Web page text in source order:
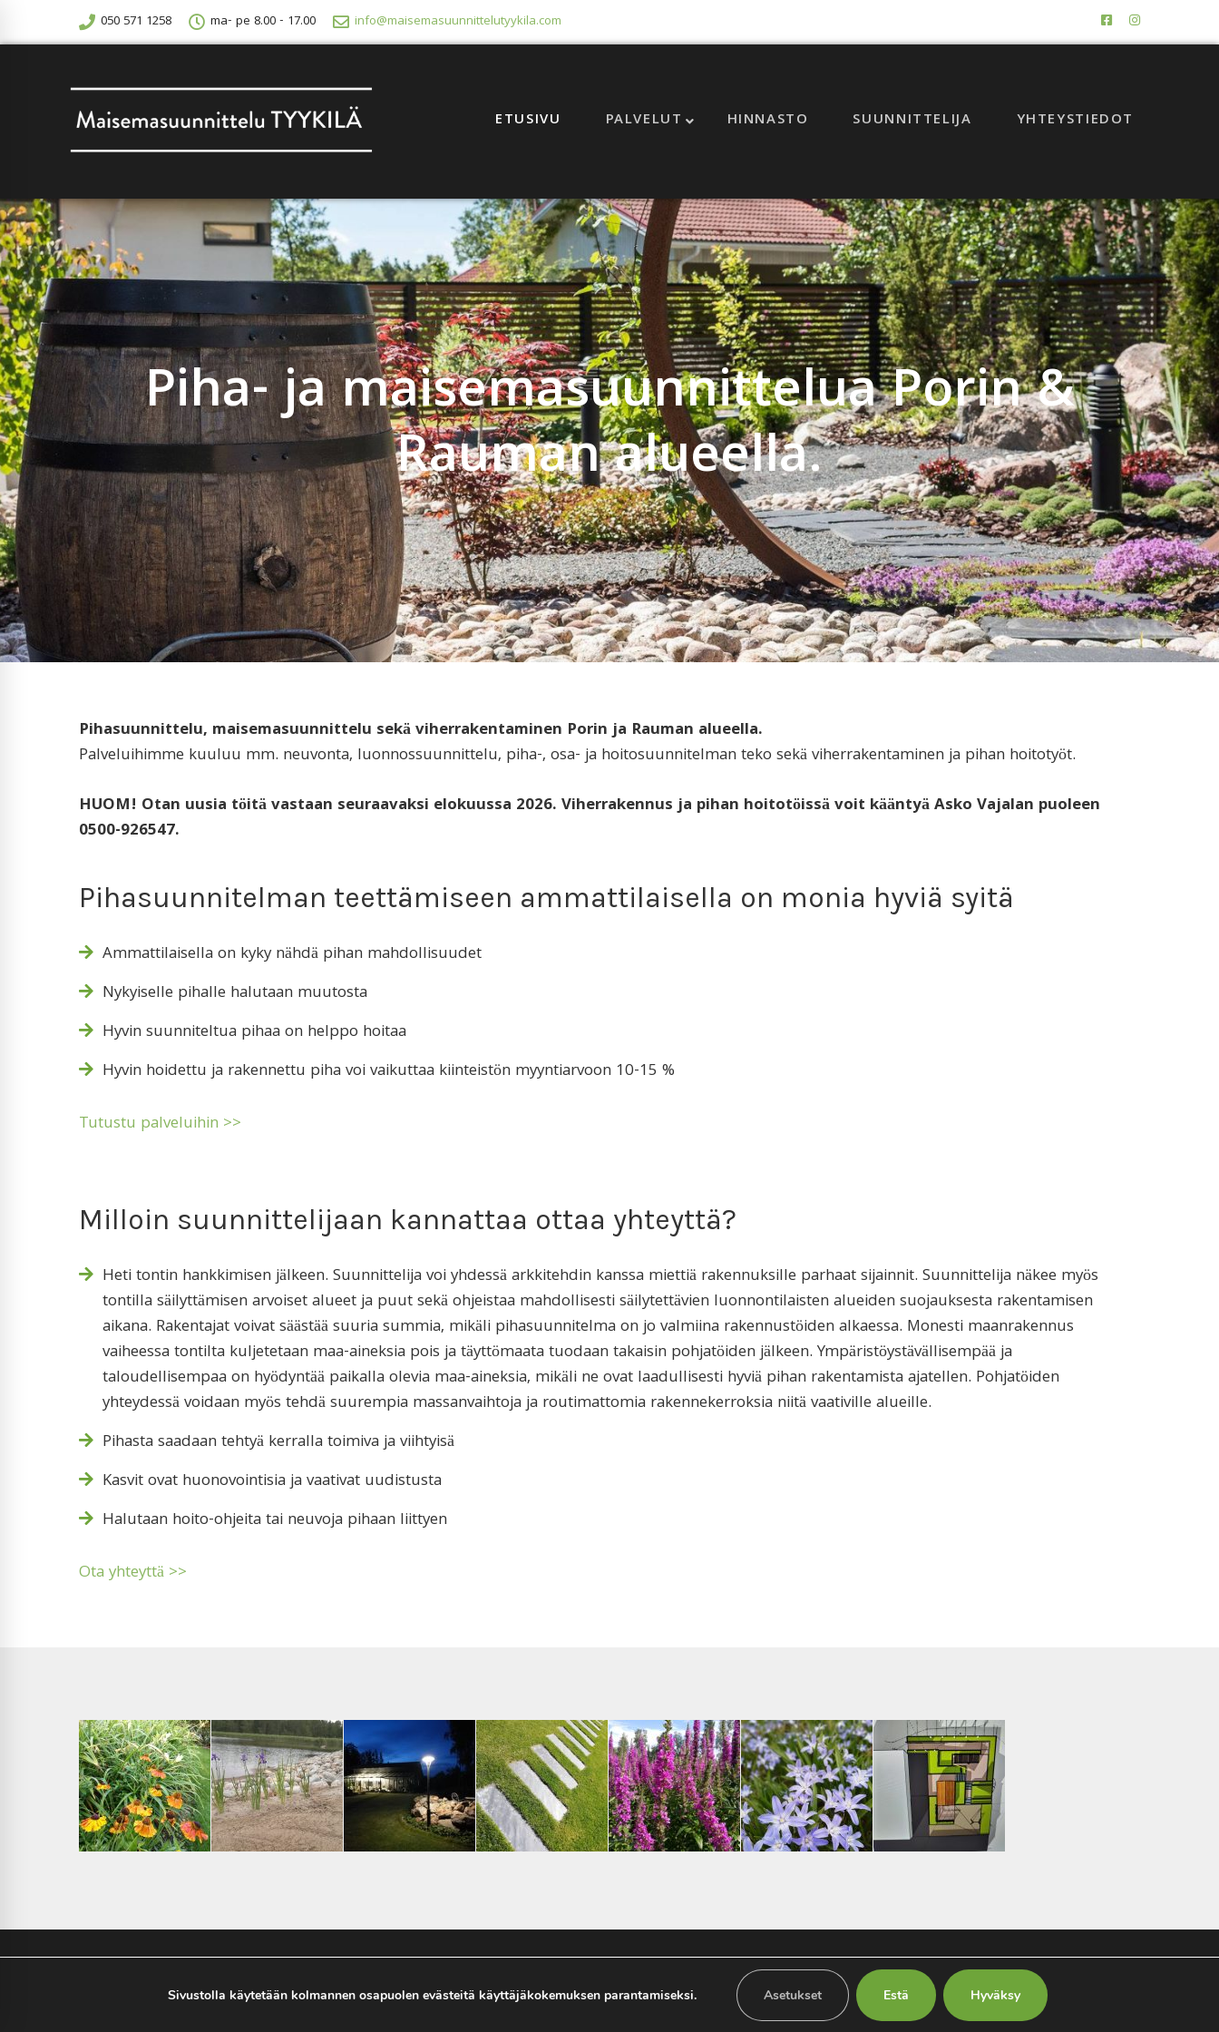
050 571 1258 ma- pe 8.00 - 17.00 info@maisemasuunnittelutyykila.com
ETUSIVU PALVELUT HINNASTO SUUNNITTELIJA YHTEYSTIEDOT
Piha- ja maisemasuunnittelua Porin &
Rauman alueella.
Pihasuunnittelu, maisemasuunnittelu sekä viherrakentaminen Porin ja Rauman alueella.
Palveluihimme kuuluu mm. neuvonta, luonnossuunnittelu, piha-, osa- ja hoitosuunnitelman teko sekä viherrakentaminen ja pihan hoitotyöt.
HUOM! Otan uusia töitä vastaan seuraavaksi elokuussa 2026. Viherrakennus ja pihan hoitotöissä voit kääntyä Asko Vajalan puoleen
0500-926547.
Pihasuunnitelman teettämiseen ammattilaisella on monia hyviä syitä
Ammattilaisella on kyky nähdä pihan mahdollisuudet
Nykyiselle pihalle halutaan muutosta
Hyvin suunniteltua pihaa on helppo hoitaa
Hyvin hoidettu ja rakennettu piha voi vaikuttaa kiinteistön myyntiarvoon 10-15 %
Tutustu palveluihin >>
Milloin suunnittelijaan kannattaa ottaa yhteyttä?
Heti tontin hankkimisen jälkeen. Suunnittelija voi yhdessä arkkitehdin kanssa miettiä rakennuksille parhaat sijainnit. Suunnittelija näkee myös
tontilla säilyttämisen arvoiset alueet ja puut sekä ohjeistaa mahdollisesti säilytettävien luonnontilaisten alueiden suojauksesta rakentamisen
aikana. Rakentajat voivat säästää suuria summia, mikäli pihasuunnitelma on jo valmiina rakennustöiden alkaessa. Monesti maanrakennus
vaiheessa tontilta kuljetetaan maa-aineksia pois ja täyttömaata tuodaan takaisin pohjatöiden jälkeen. Ympäristöystävällisempää ja
taloudellisempaa on hyödyntää paikalla olevia maa-aineksia, mikäli ne ovat laadullisesti hyviä pihan rakentamista ajatellen. Pohjatöiden
yhteydessä voidaan myös tehdä suurempia massanvaihtoja ja routimattomia rakennekerroksia niitä vaativille alueille.
Pihasta saadaan tehtyä kerralla toimiva ja viihtyisä
Kasvit ovat huonovointisia ja vaativat uudistusta
Halutaan hoito-ohjeita tai neuvoja pihaan liittyen
Ota yhteyttä >>
info@maisemasuunnittelutyykila.com
Sivustolla käytetään kolmannen osapuolen evästeitä käyttäjäkokemuksen parantamiseksi. Hyväksy
Estä
Asetukset